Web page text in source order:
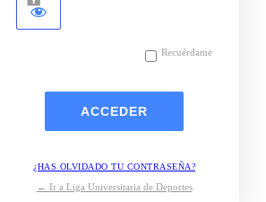
Recuérdame
¿HAS OLVIDADO TU CONTRASEÑA?
← Ir a Liga Universitaria de Deportes